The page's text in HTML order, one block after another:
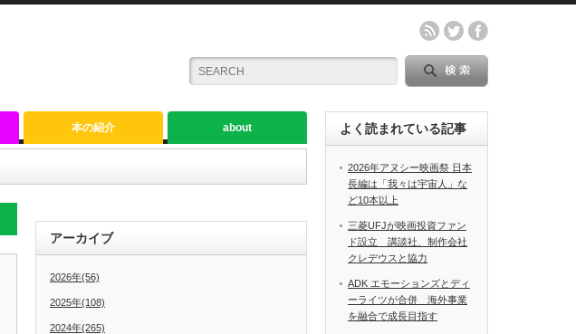
本の紹介 about
アーカイブ
2026年(56)
2025年(108)
2024年(265)
よく読まれている記事
2026年アヌシー映画祭 日本
長編は「我々は宇宙人」な
ど10本以上
三菱UFJが映画投資ファン
ド設立 講談社、制作会社
クレデウスと協力
ADK エモーションズとディ
ーライツが合併 海外事業
を融合で成長目指す